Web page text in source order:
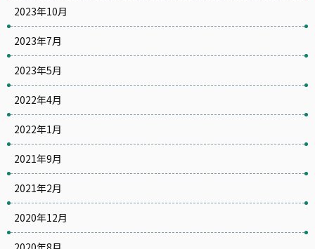
2023年10月
2023年7月
2023年5月
2022年4月
2022年1月
2021年9月
2021年2月
2020年12月